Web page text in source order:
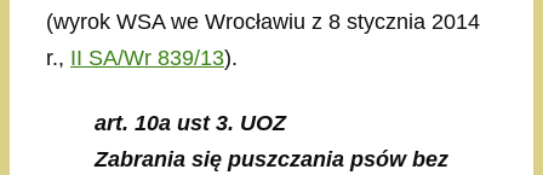
(wyrok WSA we Wrocławiu z 8 stycznia 2014
r., II SA/Wr 839/13).
art. 10a ust 3. UOZ
Zabrania się puszczania psów bez